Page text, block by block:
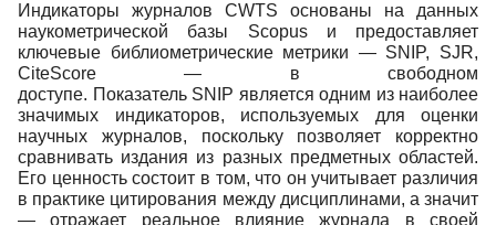
Индикаторы журналов CWTS основаны на данных
наукометрической базы Scopus и предоставляет
ключевые библиометрические метрики — SNIP, SJR,
CiteScore — в свободном
доступе. Показатель SNIP является одним из наиболее
значимых индикаторов, используемых для оценки
научных журналов, поскольку позволяет корректно
сравнивать издания из разных предметных областей.
Его ценность состоит в том, что он учитывает различия
в практике цитирования между дисциплинами, а значит
— отражает реальное влияние журнала в своей